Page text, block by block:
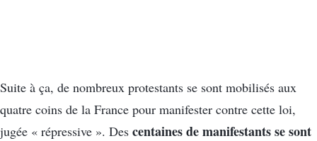
Suite à ça, de nombreux protestants se sont mobilisés aux
quatre coins de la France pour manifester contre cette loi,
jugée « répressive ». Des centaines de manifestants se sont